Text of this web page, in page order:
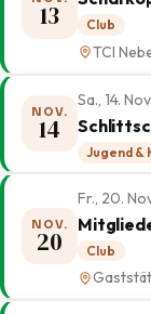
13 Club
TCI
NOV.
14
Sa., 14.
Jugend &
NOV.
20
Fr., 20.
Club